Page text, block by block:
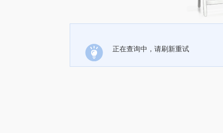
正在查询中，请刷新重试